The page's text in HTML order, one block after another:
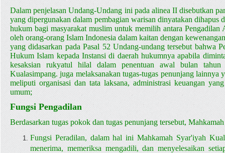
Dalam penjelasan Undang-Undang ini pada alinea II disebutkan
yang dipergunakan dalam pembagian warisan dinyatakan
hukum bagi masyarakat muslim untuk memilih antara
oleh orang-orang Islam Indonesia dalam kaitan dengan
yang didasarkan pada Pasal 52 Undang-undang tersebut bahwa
Hukum Islam kepada Instansi di daerah hukumnya apabila
kesaksian rukyatul hilal dalam penentuan awal bulan
Kualasimpang. juga melaksanakan tugas-tugas penunjang
meliputi organisasi dan tata laksana, administrasi keuangan
umum;
Fungsi Pengadilan
Berdasarkan tugas pokok dan tugas penunjang tersebut,
Fungsi Peradilan, dalam hal ini Mahkamah Syar'iyah
menerima, memeriksa mengadili, dan menyelesaikan